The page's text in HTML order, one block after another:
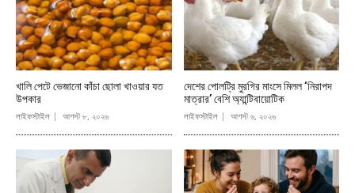
খালি পেটে ভেজানো কাঁচা ছোলা খাওয়ার যত
উপকার
লাইফস্টাইল আগস্ট ৮, ২০২৬
দেশের পোলট্রি মুরগির মাংসে মিলল ‘নিরাপদ
মাত্রার’ বেশি অ্যান্টিবায়োটিক
লাইফস্টাইল আগস্ট ৬, ২০২৬